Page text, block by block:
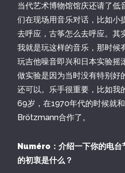
当代艺术博物馆馆庆还请了低
们在现场用音乐对话，比如小
去呼应，古筝怎么去呼应。其
我就是玩这样的音乐，那时候
玩吉他噪音即兴和日本实验摇
做实验是因为当时没有特别好
还可以。乐手很重要，比如我
69岁，在1970年代的时候就
Brötzmann合作了。
Numéro：介绍一下你的电台
的初衷是什么？